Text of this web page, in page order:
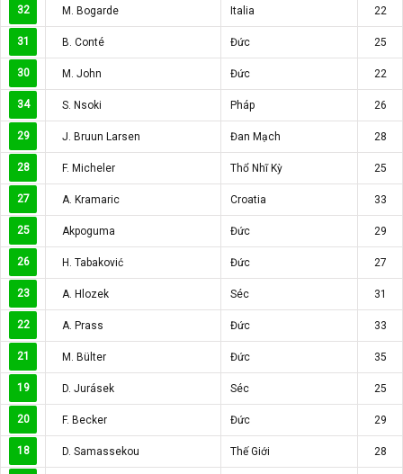
32 M. Bogarde Italia 22
31 B. Conté Đức 25
30 M. John Đức 22
34 S. Nsoki Pháp 26
29 J. Bruun Larsen Đan Mạch 28
28 F. Micheler Thổ Nhĩ Kỳ 25
27 A. Kramaric Croatia 33
25 Akpoguma Đức 29
26 H. Tabaković Đức 27
23 A. Hlozek Séc 31
22 A. Prass Đức 33
21 M. Bülter Đức 35
19 D. Jurásek Séc 25
20 F. Becker Đức 29
18 D. Samassekou Thế Giới 28